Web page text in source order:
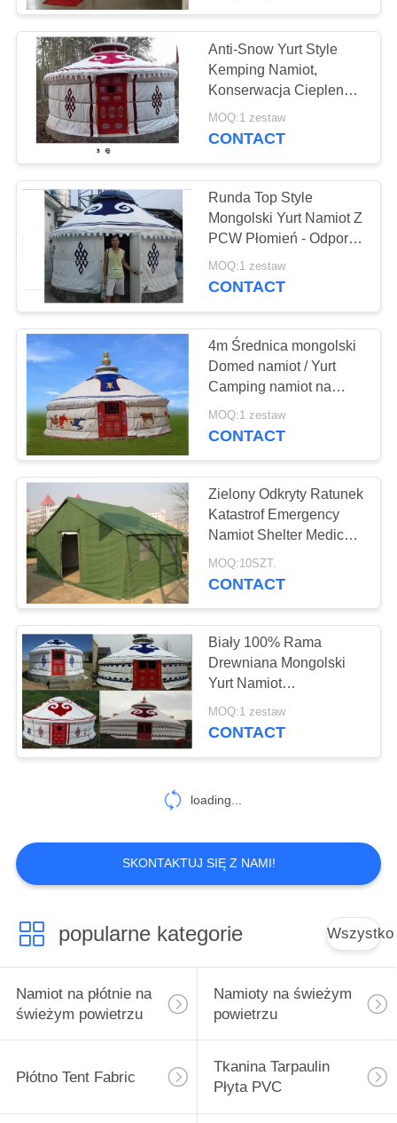
Anti-Snow Yurt Style
Kemping Namiot,
Konserwacja Cieplen
Mongolski Nomad
Namiot
MOQ:1 zestaw
CONTACT
Runda Top Style
Mongolski Yurt Namiot Z
PCW Płomień - Odporny
Materiał
MOQ:1 zestaw
CONTACT
4m Średnica mongolski
Domed namiot / Yurt
Camping namiot na
życie lub catering
MOQ:1 zestaw
CONTACT
Zielony Odkryty Ratunek
Katastrof Emergency
Namiot Shelter Medical
Space Service
MOQ:10SZT.
CONTACT
Biały 100% Rama
Drewniana Mongolski
Yurt Namiot
Wodoodporny Do
Zakwaterowania
MOQ:1 zestaw
CONTACT
loading...
SKONTAKTUJ SIĘ Z NAMI!
popularne kategorie Wszystko
Namiot na płótnie na
świeżym powietrzu
Namioty na świeżym
powietrzu
Płótno Tent Fabric
Tkanina Tarpaulin
Płyta PVC